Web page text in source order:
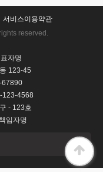
서비스이용약관
reserved.
자명
123-45
67890
123-4568
- 123호
임자명